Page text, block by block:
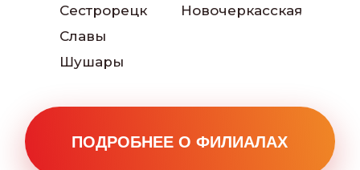
Славы
Сестрорецк
Шушары
Новочеркасская
Наши инструкторы